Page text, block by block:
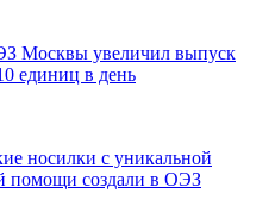
Москвы увеличил выпуск
единиц в день
носилки с уникальной
помощи создали в ОЭЗ